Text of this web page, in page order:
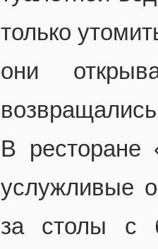
только
они
В
услужливые
за столы с